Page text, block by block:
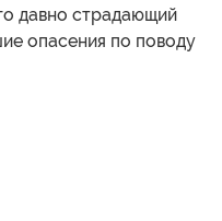
давно страдающий
опасения по поводу